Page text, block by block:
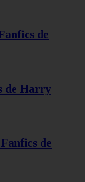
de
de Harry
de